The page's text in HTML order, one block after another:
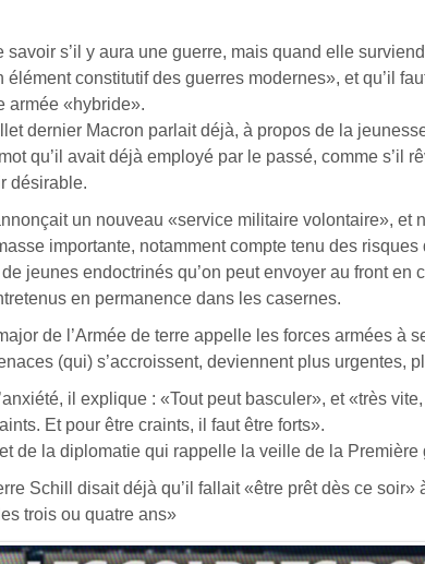
savoir s’il y aura une guerre, mais quand elle
élément constitutif des guerres modernes», et qu’il
armée «hybride».
dernier Macron parlait déjà, à propos de la
qu’il avait déjà employé par le passé, comme s’il
désirable.
un nouveau «service militaire volontaire», et
importante, notamment compte tenu des
jeunes endoctrinés qu’on peut envoyer au front en
en permanence dans les casernes.
de l’Armée de terre appelle les forces armées à
(qui) s’accroissent, deviennent plus urgentes,
il explique : «Tout peut basculer», et «très
Et pour être craints, il faut être forts».
de la diplomatie qui rappelle la veille de la
Schill disait déjà qu’il fallait «être prêt dès ce soir»
trois ou quatre ans»